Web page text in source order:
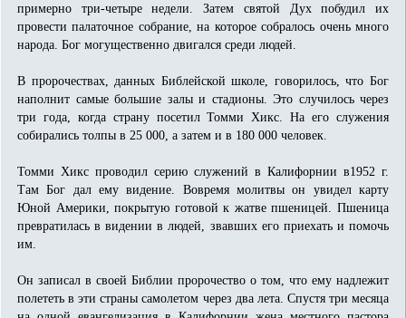
примерно три-четыре недели. Затем святой Дух побудил их
провести палаточное собрание, на которое собралось очень много
народа. Бог могущественно двигался среди людей.
В пророчествах, данных Библейской школе, говорилось, что Бог
наполнит самые большие залы и стадионы. Это случилось через
три года, когда страну посетил Томми Хикс. На его служения
собирались толпы в 25 000, а затем и в 180 000 человек.
Томми Хикс проводил серию служений в Калифорнии в1952 г.
Там Бог дал ему видение. Вовремя молитвы он увидел карту
Юной Америки, покрытую готовой к жатве пшеницей. Пшеница
превратилась в видении в людей, звавших его приехать и помочь
им.
Он записал в своей Библии пророчество о том, что ему надлежит
полететь в эти страны самолетом через два лета. Спустя три месяца